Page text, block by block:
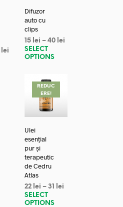
lei
Difuzor
auto cu
clips
15 lei –40 lei
SELECT
OPTIONS
REDUC
ERE!
Ulei
esențial
pur și
terapeutic
de Cedru
Atlas
22 lei –31
lei
SELECT
OPTIONS